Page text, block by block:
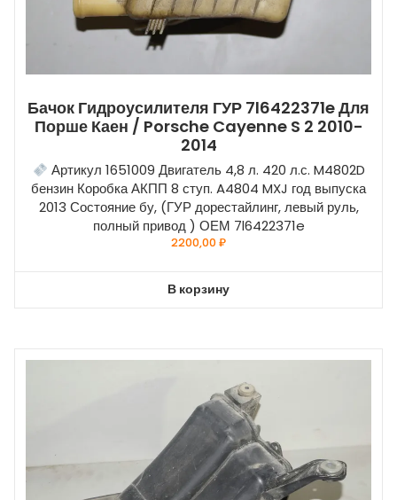
Бачок Гидроусилителя ГУР 7l6422371e Для
Порше Каен / Porsche Cayenne S 2 2010-
2014
Артикул 1651009 Двигатель 4,8 л. 420 л.с. M4802D
бензин Коробка АКПП 8 ступ. A4804 MXJ год выпуска
2013 Состояние бу, (ГУР дорестайлинг, левый руль,
полный привод ) ОЕМ 7l6422371e
2200,00₽
В корзину